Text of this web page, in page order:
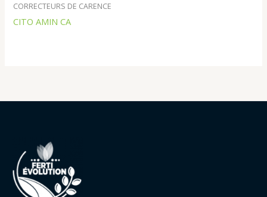
CORRECTEURS DE CARENCE
CITO AMIN CA